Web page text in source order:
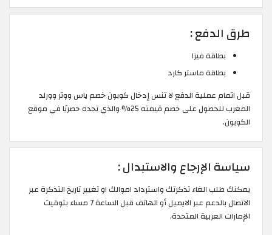
طرق الدفع :
بطاقة فيزا
بطاقة ماستر كارد
قبل اتمام عملية الدفع لا تنس إدخال كوبون خصم ياس ووتر وورلد
المغرب للحصول على خصم قيمته 25% والذي تجده حصريًا في موقع
الكوبون.
سياسة الإرجاع والاستبدال :
يمكنك طلب الغاء تذكرتك واسترداد اموالك او تغيير تاريخ التذكرة عبر
الاتصال بالدعم عبر الايميل أو الهاتف قبل الساعة 7 مساء بتوقيت
الإمارات العربية المتحدة.